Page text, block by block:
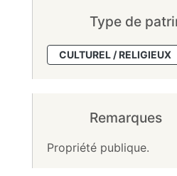
Type de
CULTUREL / RELIGIEUX
Remarques
Propriété publique.